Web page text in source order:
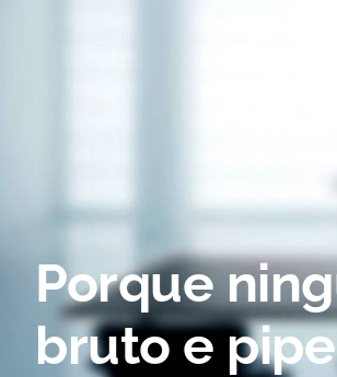
Porque
bruto e